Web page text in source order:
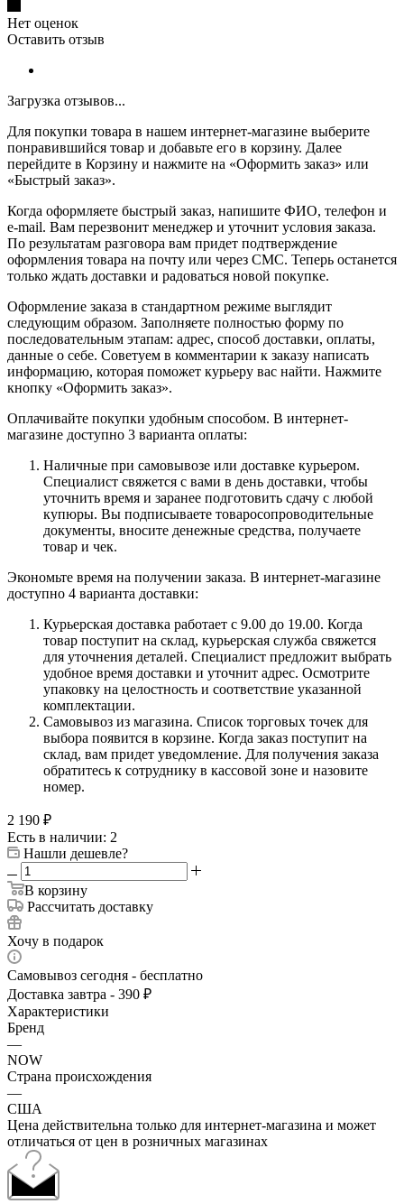
Нет оценок
Оставить отзыв
Загрузка отзывов...
Для покупки товара в нашем интернет-магазине выберите
понравившийся товар и добавьте его в корзину. Далее
перейдите в Корзину и нажмите на «Оформить заказ» или
«Быстрый заказ».
Когда оформляете быстрый заказ, напишите ФИО, телефон и
e-mail. Вам перезвонит менеджер и уточнит условия заказа.
По результатам разговора вам придет подтверждение
оформления товара на почту или через СМС. Теперь останется
только ждать доставки и радоваться новой покупке.
Оформление заказа в стандартном режиме выглядит
следующим образом. Заполняете полностью форму по
последовательным этапам: адрес, способ доставки, оплаты,
данные о себе. Советуем в комментарии к заказу написать
информацию, которая поможет курьеру вас найти. Нажмите
кнопку «Оформить заказ».
Оплачивайте покупки удобным способом. В интернет-
магазине доступно 3 варианта оплаты:
Наличные при самовывозе или доставке курьером.
Специалист свяжется с вами в день доставки, чтобы
уточнить время и заранее подготовить сдачу с любой
купюры. Вы подписываете товаросопроводительные
документы, вносите денежные средства, получаете
товар и чек.
Экономьте время на получении заказа. В интернет-магазине
доступно 4 варианта доставки:
Курьерская доставка работает с 9.00 до 19.00. Когда
товар поступит на склад, курьерская служба свяжется
для уточнения деталей. Специалист предложит выбрать
удобное время доставки и уточнит адрес. Осмотрите
упаковку на целостность и соответствие указанной
комплектации.
Самовывоз из магазина. Список торговых точек для
выбора появится в корзине. Когда заказ поступит на
склад, вам придет уведомление. Для получения заказа
обратитесь к сотруднику в кассовой зоне и назовите
номер.
2 190 ₽
Есть в наличии: 2
Нашли дешевле?
В корзину
Рассчитать доставку
Хочу в подарок
Самовывоз сегодня - бесплатно
Доставка завтра - 390 ₽
Характеристики
Бренд
—
NOW
Страна происхождения
—
США
Цена действительна только для интернет-магазина и может
отличаться от цен в розничных магазинах